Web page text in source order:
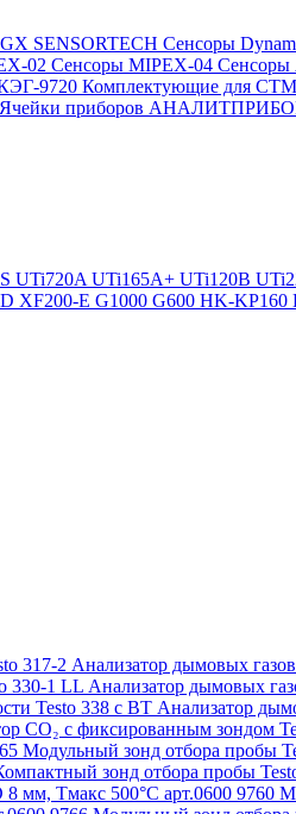
SENSORTECH Сенсоры
02 Сенсоры MIPEX-04
9720 Комплектующие для
Ячейки приборов
UTi720A UTi165A+ UTi120B
XF200-E G1000 G600 HK-KP160
317-2 Анализатор дымовых
330-1 LL Анализатор дымовых
Testo 338 с BT Анализатор
СО₂ с фиксированным зондом
Модульный зонд отбора пробы
зонд отбора пробы
мм, Tмакс 500°С арт.0600 9760